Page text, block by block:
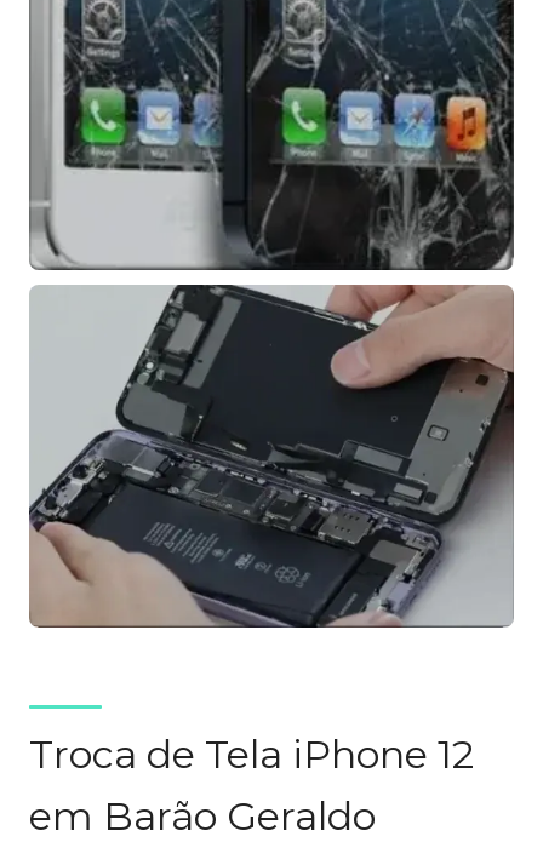
Troca de Tela iPhone 12
em Barão Geraldo